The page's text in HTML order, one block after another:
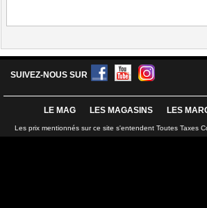
SUIVEZ-NOUS SUR
LE MAG LES MAGASINS LES
Les prix mentionnés sur ce site s'entendent Toutes Taxes